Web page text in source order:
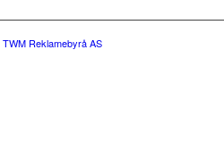
TWM Reklamebyrå AS